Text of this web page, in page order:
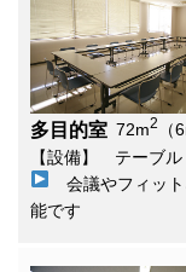
多目的室 72m2
（
【設備】 テーブ
会議やフィット
能です